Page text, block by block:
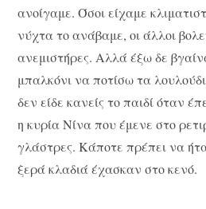
ανοίγαμε. Όσοι είχαμε
νύχτα το ανάβαμε, οι άλλοι
ανεμιστήρες. Αλλά έξω δε
μπαλκόνι να ποτίσω τα
δεν είδε κανείς το παιδί όταν
η κυρία Νίνα που έμενε στο
γλάστρες. Κάποτε πρέπει να
ξερά κλαδιά έχασκαν στο κενό.